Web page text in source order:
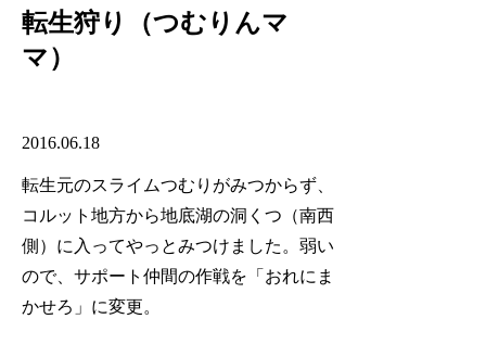
転生狩り（つむりんマ
マ）
2016.06.18
転生元のスライムつむりがみつからず、
コルット地方から地底湖の洞くつ（南西
側）に入ってやっとみつけました。弱い
ので、サポート仲間の作戦を「おれにま
かせろ」に変更。